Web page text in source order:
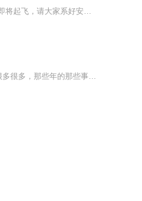
亲爱的小伙伴们大家好，我是你们可爱的猩猩船长，欢迎大家今天来乘坐猩猩号飞船，飞船即将起飞，请大家系好安全带抓稳坐好，以免被甩出去！~~将将将！~~~落地平安~~~欢迎大家来到猩猩的家园，我是主播月亮的猩猩！~希望大家多来作客！~========================================================终于体会那句...你读过的书中藏着你走过的路...掉下的泪...爱过的人...终于明白...最残忍的魔法是长大！它带走了童心...最温...
“那有什么岁月静好，只是有人在负重前行”有些人在我们的生命中不曾出现，却为我们做了很多很多，那些年的那些事是真实发生的，是一段真实的历史，是不该被我们遗忘的……